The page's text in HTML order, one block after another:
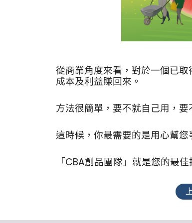
從商業角度來看，對於一個已
成本及利益賺回來。
方法很簡單，要不就自己用，
這時候，你最需要的是用心幫
「CBA創品團隊」就是您的最佳